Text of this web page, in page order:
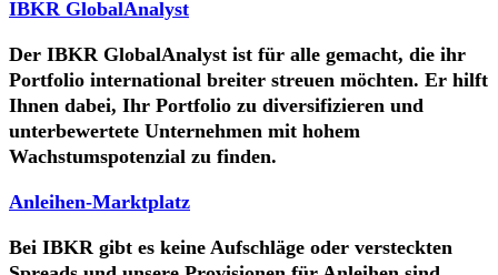
IBKR GlobalAnalyst
Der IBKR GlobalAnalyst ist für alle gemacht, die ihr
Portfolio international breiter streuen möchten. Er hilft
Ihnen dabei, Ihr Portfolio zu diversifizieren und
unterbewertete Unternehmen mit hohem
Wachstumspotenzial zu finden.
Anleihen-Marktplatz
Bei IBKR gibt es keine Aufschläge oder versteckten